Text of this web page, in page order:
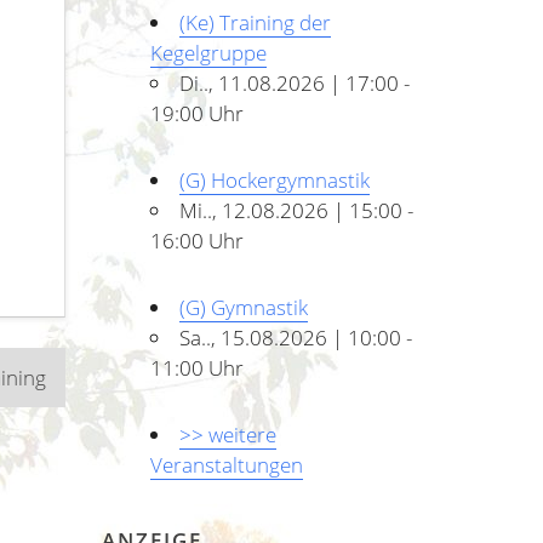
(Ke) Training der
Kegelgruppe
Di.., 11.08.2026 | 17:00 -
19:00 Uhr
(G) Hockergymnastik
Mi.., 12.08.2026 | 15:00 -
16:00 Uhr
(G) Gymnastik
Sa.., 15.08.2026 | 10:00 -
11:00 Uhr
>> weitere
Veranstaltungen